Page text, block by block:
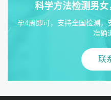
科学方法检测男
孕4周即可，支持全国检测，
准确
联